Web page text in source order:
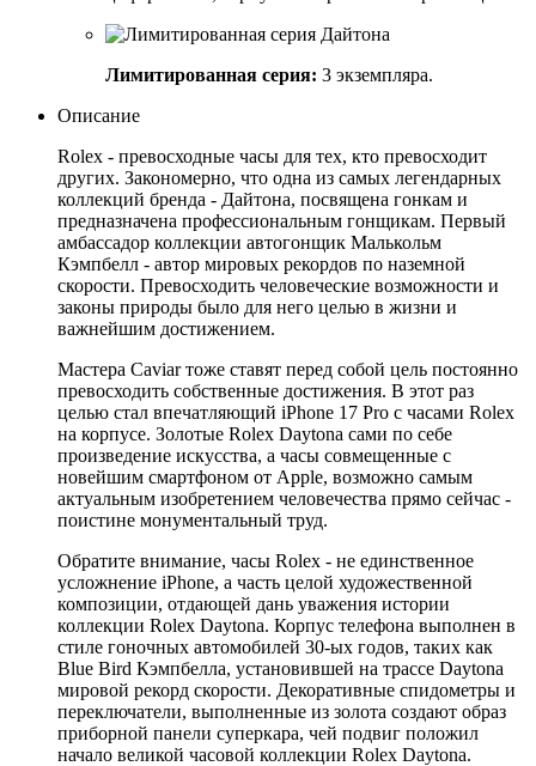
Лимитированная серия: 3 экземпляра.
Описание
Rolex - превосходные часы для тех, кто превосходит
других. Закономерно, что одна из самых легендарных
коллекций бренда - Дайтона, посвящена гонкам и
предназначена профессиональным гонщикам. Первый
амбассадор коллекции автогонщик Малькольм
Кэмпбелл - автор мировых рекордов по наземной
скорости. Превосходить человеческие возможности и
законы природы было для него целью в жизни и
важнейшим достижением.
Мастера Caviar тоже ставят перед собой цель постоянно
превосходить собственные достижения. В этот раз
целью стал впечатляющий iPhone 17 Pro с часами Rolex
на корпусе. Золотые Rolex Daytona сами по себе
произведение искусства, а часы совмещенные с
новейшим смартфоном от Apple, возможно самым
актуальным изобретением человечества прямо сейчас -
поистине монументальный труд.
Обратите внимание, часы Rolex - не единственное
усложнение iPhone, а часть целой художественной
композиции, отдающей дань уважения истории
коллекции Rolex Daytona. Корпус телефона выполнен в
стиле гоночных автомобилей 30-ых годов, таких как
Blue Bird Кэмпбелла, установившей на трассе Daytona
мировой рекорд скорости. Декоративные спидометры и
переключатели, выполненные из золота создают образ
приборной панели суперкара, чей подвиг положил
начало великой часовой коллекции Rolex Daytona.